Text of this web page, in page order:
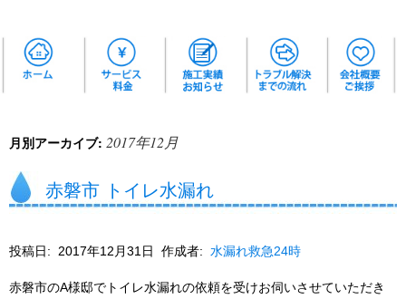
月別アーカイブ: 2017年12月
赤磐市 トイレ水漏れ
投稿日: 2017年12月31日 作成者: 水漏れ救急24時
赤磐市のA様邸でトイレ水漏れの依頼を受けお伺いさせていただき